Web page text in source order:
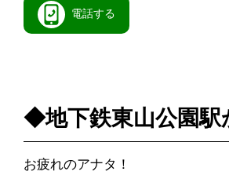
電話する
◆地下鉄東山公園
お疲れのアナタ！